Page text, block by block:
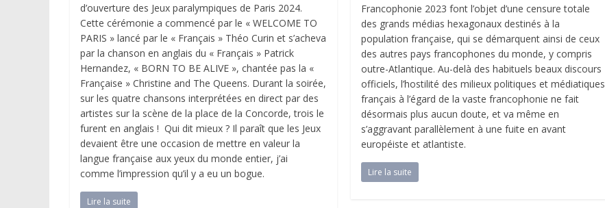
d’ouverture des Jeux paralympiques de Paris 2024.
Cette cérémonie a commencé par le « WELCOME TO
PARIS » lancé par le « Français » Théo Curin et s’acheva
par la chanson en anglais du « Français » Patrick
Hernandez, « BORN TO BE ALIVE », chantée pas la «
Française » Christine and The Queens. Durant la soirée,
sur les quatre chansons interprétées en direct par des
artistes sur la scène de la place de la Concorde, trois le
furent en anglais ! Qui dit mieux ? Il paraît que les Jeux
devaient être une occasion de mettre en valeur la
langue française aux yeux du monde entier, j’ai
comme l’impression qu’il y a eu un bogue.
Lire la suite
Francophonie 2023 font l’objet d’une censure totale
des grands médias hexagonaux destinés à la
population française, qui se démarquent ainsi de ceux
des autres pays francophones du monde, y compris
outre-Atlantique. Au-delà des habituels beaux discours
officiels, l’hostilité des milieux politiques et médiatiques
français à l’égard de la vaste francophonie ne fait
désormais plus aucun doute, et va même en
s’aggravant parallèlement à une fuite en avant
européiste et atlantiste.
Lire la suite